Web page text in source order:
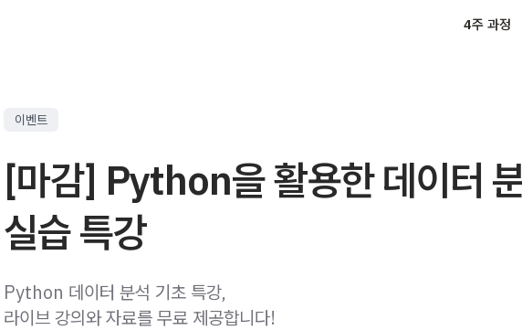
4주 과정
이벤트
[마감] Python을 활용한 데이터
실습 특강
Python 데이터 분석 기초 특강,
라이브 강의와 자료를 무료 제공합니다!